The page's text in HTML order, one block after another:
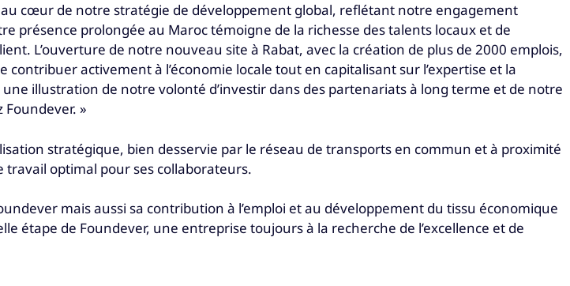
au cœur de notre stratégie de développement global, reflétant notre engagement
prolongée au Maroc témoigne de la richesse des talents locaux et de
L’ouverture de notre nouveau site à Rabat, avec la création de plus de 2000 emplois,
activement à l’économie locale tout en capitalisant sur l’expertise et la
illustration de notre volonté d’investir dans des partenariats à long terme et de notre
»
stratégique, bien desservie par le réseau de transports en commun et à proximité
optimal pour ses collaborateurs.
mais aussi sa contribution à l’emploi et au développement du tissu économique
étape de Foundever, une entreprise toujours à la recherche de l’excellence et de